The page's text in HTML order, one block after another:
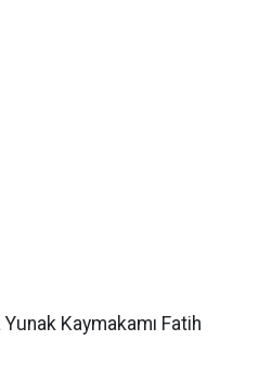
Yunak Kaymakamı Fatih